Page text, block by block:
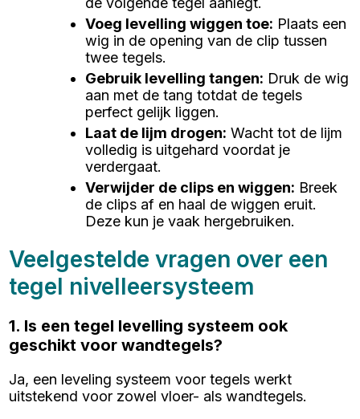
Voeg levelling wiggen toe: Plaats een
wig in de opening van de clip tussen
twee tegels.
Gebruik levelling tangen: Druk de wig
aan met de tang totdat de tegels
perfect gelijk liggen.
Laat de lijm drogen: Wacht tot de lijm
volledig is uitgehard voordat je
verdergaat.
Verwijder de clips en wiggen: Breek
de clips af en haal de wiggen eruit.
Deze kun je vaak hergebruiken.
Veelgestelde vragen over een
tegel nivelleersysteem
1. Is een tegel levelling systeem ook
geschikt voor wandtegels?
Ja, een leveling systeem voor tegels werkt
uitstekend voor zowel vloer- als wandtegels.